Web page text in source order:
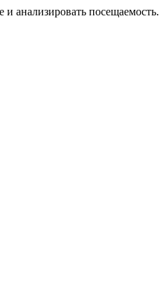
анализировать посещаемость.